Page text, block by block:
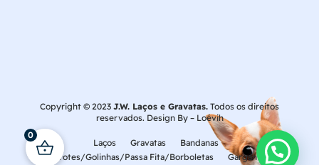
Copyright © 2023 J.W. Laços e Gravatas. Todos os direitos
reservados. Design By – Loévih
Laços Gravatas
Bandanas
Laçarotes/Golinhas/Passa Fita/Borboletas
Gargantilhas
0